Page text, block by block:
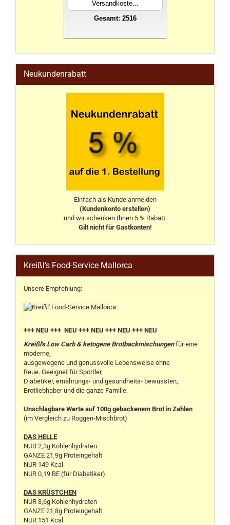
Versandkoste...
Gesamt: 2516
Neukundenrabatt
Einfach als Kunde anmelden
(Kundenkonto erstellen)
und wir schenken Ihnen 5 % Rabatt.
Gilt nicht für Gastkonten!
Kreißl's Food-Service Mallorca
Unsere Empfehlung:
+++ NEU +++ NEU +++ NEU +++ NEU +++ NEU
Kreißl's Low Carb & ketogene Brotbackmischungenfür eine
moderne,
ausgewogene und genussvolle Lebensweise ohne
Reue. Geeignet für Sportler,
Diabetiker, ernährungs- und gesundheits- bewussten,
Brotliebhaber und die ganze Familie.
Unschlagbare Werte auf 100g gebackenem Brot in Zahlen
(im Vergleich zu Roggen-Mischbrot)
DAS HELLE
NUR 2,3g Kohlenhydraten
GANZE 21,9g Proteingehalt
NUR 149 Kcal
NUR 0,19 BE (für Diabetiker)
DAS KRÜSTCHEN
NUR 3,6g Kohlenhydraten
GANZE 21,8g Proteingehalt
NUR 151 Kcal